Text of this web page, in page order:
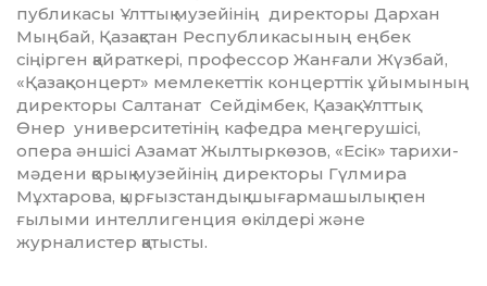
публикасы Ұлттық музейінің ди­ректоры Дархан
Мың­­бай, Қа­зақ­­с­тан Республи­ка­сының еңбек
сiңiрген қайраткерi, профессор Жанғали Жүзбай,
«Қазақконцерт» мемлекеттік кон­церттік ұйымының
ди­ректоры Сал­танат Сейдімбек, Қа­зақ Ұлт­тық
Өнер университетінің ка­федра меңгерушісі,
опера әншісі Аза­мат Жылтыркөзов, «Есік» та­рихи-
мәдени қорық музейінің ди­ректоры Гүлмира
Мұхтарова, қыр­ғыз­стан­дық шығармашылық пен
ғылыми интеллигенция өкіл­дері және
журналистер қатысты.